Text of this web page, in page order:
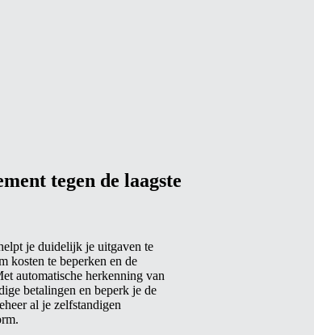
tegen de laagste
je duidelijk je uitgaven te
kosten te beperken en de
automatische herkenning van
betalingen en beperk je de
al je zelfstandigen